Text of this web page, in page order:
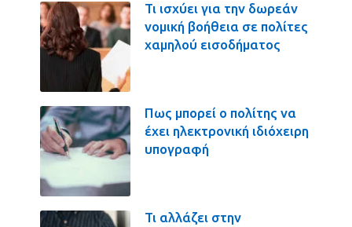
Τι ισχύει για την δωρεάν
νομική βοήθεια σε πολίτες
χαμηλού εισοδήματος
Πως μπορεί ο πολίτης να
έχει ηλεκτρονική ιδιόχειρη
υπογραφή
Τι αλλάζει στην